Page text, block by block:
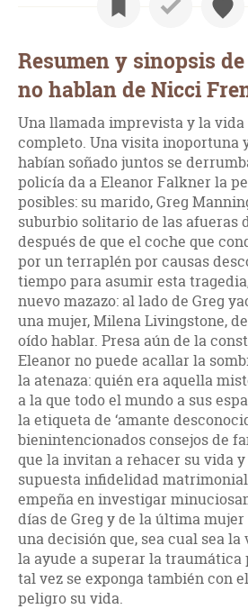
Resumen y sinopsis
no hablan de Nicci
Una llamada imprevista y la vida
completo. Una visita inoportuna
habían soñado juntos se
policía da a Eleanor Falkner la
posibles: su marido, Greg
suburbio solitario de las afueras
después de que el coche que
por un terraplén por causas
tiempo para asumir esta
nuevo mazazo: al lado de Greg
una mujer, Milena Livingstone,
oído hablar. Presa aún de la
Eleanor no puede acallar la
la atenaza: quién era aquella
a la que todo el mundo a sus
la etiqueta de ‘amante
bienintencionados consejos de
que la invitan a rehacer su vida
supuesta infidelidad
empeña en investigar
días de Greg y de la última
una decisión que, sea cual sea
la ayude a superar la traumática
tal vez se exponga también con
peligro su vida.